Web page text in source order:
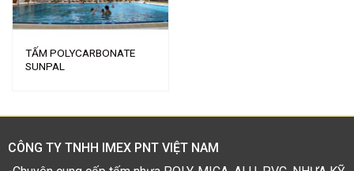
TẤM POLYCARBONATE
SUNPAL
CÔNG TY TNHH IMEX PNT VIỆT NAM